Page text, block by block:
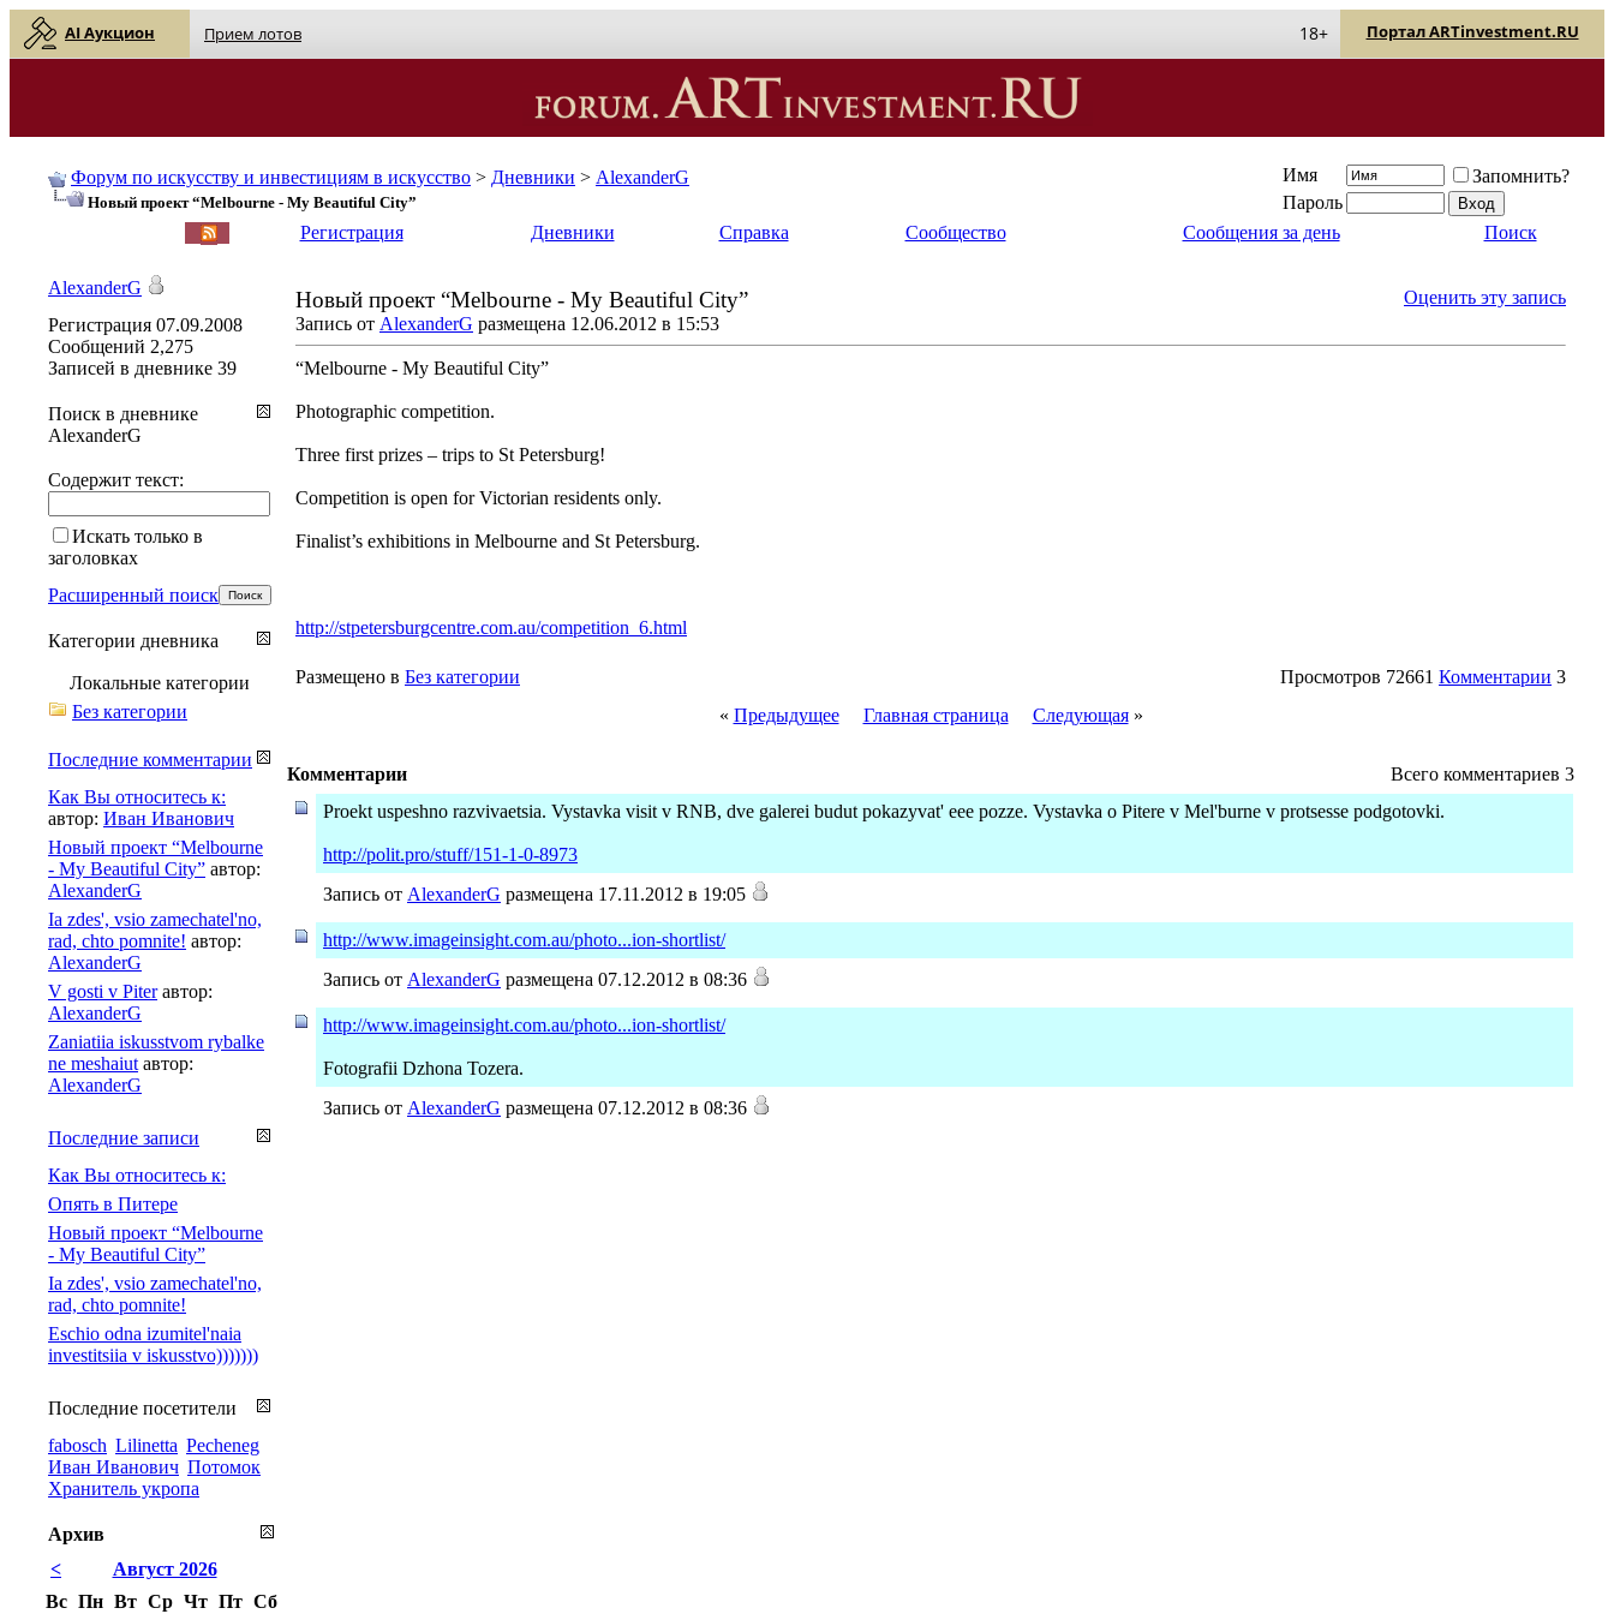
AI Аукцион Прием лотов Портал ARTinvestment.RU
18+
Форум по искусству и инвестициям в искусство > Дневники > AlexanderG
Новый проект “Melbourne - My Beautiful City”
Имя
Запомнить?
Пароль
Регистрация Дневники Справка Сообщество Сообщения за день Поиск
Оценить эту запись
Новый проект “Melbourne - My Beautiful City”
Запись от AlexanderG размещена 12.06.2012 в 15:53
“Melbourne - My Beautiful City”
Photographic competition.
Three first prizes – trips to St Petersburg!
Competition is open for Victorian residents only.
Finalist’s exhibitions in Melbourne and St Petersburg.
http://stpetersburgcentre.com.au/competition_6.html
Размещено в Без категории Просмотров 72661 Комментарии 3
« Предыдущее Главная страница Следующая»
Всего комментариев 3
Комментарии
Proekt uspeshno razvivaetsia. Vystavka visit v RNB, dve galerei budut pokazyvat' eee pozze. Vystavka o Pitere v Mel'burne v protsesse podgotovki.
http://polit.pro/stuff/151-1-0-8973
Запись от AlexanderG размещена 17.11.2012 в 19:05
http://www.imageinsight.com.au/photo...ion-shortlist/
Запись от AlexanderG размещена 07.12.2012 в 08:36
http://www.imageinsight.com.au/photo...ion-shortlist/
Fotografii Dzhona Tozera.
Запись от AlexanderG размещена 07.12.2012 в 08:36
AlexanderG
Регистрация 07.09.2008
Сообщений 2,275
Записей в дневнике 39
Поиск в дневнике
AlexanderG
Содержит текст:
Искать только в
заголовках
Расширенный поиск
Категории дневника
Локальные категории
Без категории
Последние комментарии
Как Вы относитесь к:
автор: Иван Иванович
Новый проект “Melbourne
- My Beautiful City” автор:
AlexanderG
Ia zdes', vsio zamechatel'no,
rad, chto pomnite! автор:
AlexanderG
V gosti v Piter автор:
AlexanderG
Zaniatiia iskusstvom rybalke
ne meshaiut автор:
AlexanderG
Последние записи
Как Вы относитесь к:
Опять в Питере
Новый проект “Melbourne
- My Beautiful City”
Ia zdes', vsio zamechatel'no,
rad, chto pomnite!
Eschio odna izumitel'naia
investitsiia v iskusstvo)))))))
Последние посетители
fabosch Lilinetta Pecheneg
Иван Иванович Потомок
Хранитель укропа
Архив
<
Август 2026
Вс Пн Вт Ср Чт Пт Сб